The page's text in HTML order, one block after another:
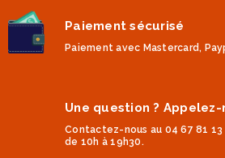
Paiement sécurisé
Paiement avec Mastercard,
Une question ? Appelez-
Contactez-nous au 04 67 81 13
de 10h à 19h30.